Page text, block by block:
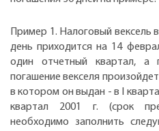
Пример 1. Налоговый вексель
день приходится на 14
один отчетный квартал, а
погашение векселя
в котором он выдан - в I
квартал 2001 г. (срок
необходимо заполнить